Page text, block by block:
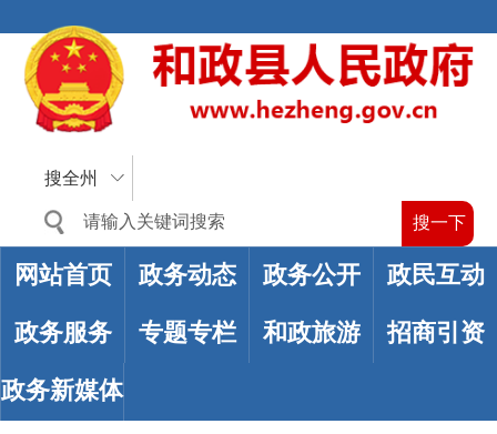
搜全州
网站首页 政务动态 政务公开 政民互动
政务服务 专题专栏 和政旅游 招商引资
政务新媒体